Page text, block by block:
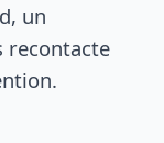
un
recontacte